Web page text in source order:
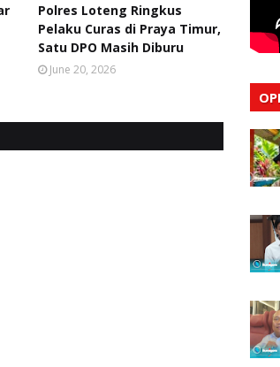
Polres Loteng Ringkus
Pelaku Curas di Praya Timur,
Satu DPO Masih Diburu
June 20, 2026